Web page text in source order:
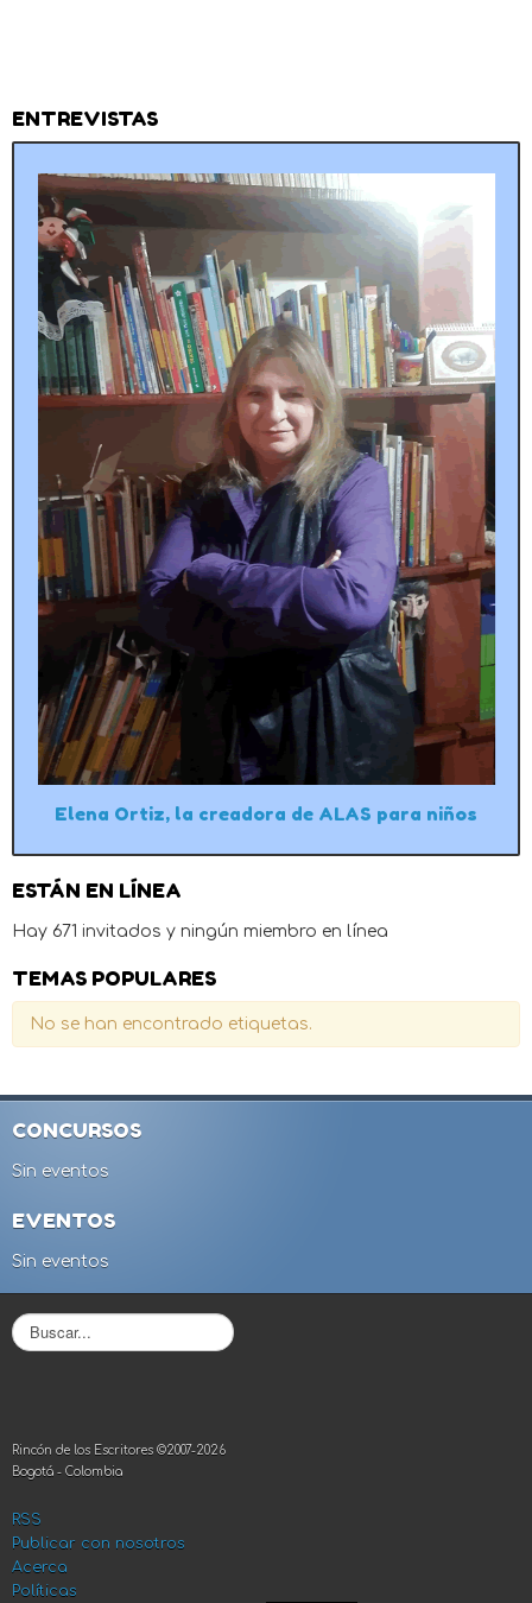
ENTREVISTAS
Elena Ortiz, la creadora de ALAS para niños
ESTÁN EN LÍNEA
Hay 671 invitados y ningún miembro en línea
TEMAS POPULARES
No se han encontrado etiquetas.
CONCURSOS
Sin eventos
EVENTOS
Sin eventos
B
u
r
.
.
Rincón de los Escritores ©2007-2026
Bogotá - Colombia
RSS
Publicar con nosotros
Acerca
Políticas